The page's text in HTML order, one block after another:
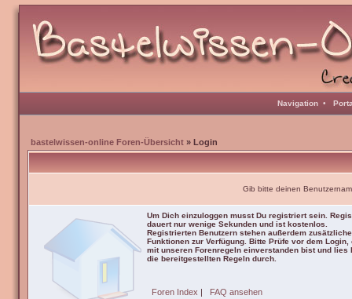
Navigation •
bastelwissen-online Foren-Übersicht » Login
Gib bitte deinen
Um Dich einzuloggen musst Du registriert sein.
dauert nur wenige Sekunden und ist kostenlos.
Registrierten Benutzern stehen außerdem zusätzliche
Funktionen zur Verfügung. Bitte Prüfe vor dem Login,
mit unseren Forenregeln einverstanden bist und lies
die bereitgestellten Regeln durch.
Foren Index | FAQ ansehen